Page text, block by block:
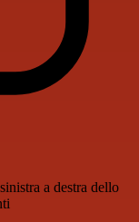
a destra dello